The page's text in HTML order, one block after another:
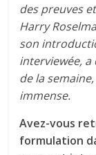
des preuves
Harry
son
interviewée,
de la
immense.
Avez-vous
formulation